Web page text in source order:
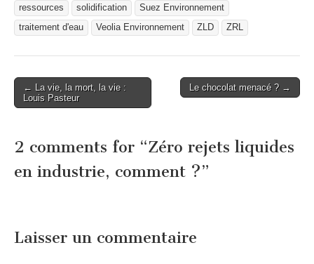
ressources
solidification
Suez Environnement
traitement d'eau
Veolia Environnement ZLD ZRL
Post
navigation
← La vie, la mort, la vie :
Louis Pasteur
Le chocolat menacé ? →
2 comments for “Zéro rejets liquides
en industrie, comment ?”
Laisser un commentaire